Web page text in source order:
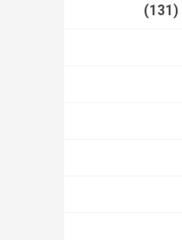
(131)